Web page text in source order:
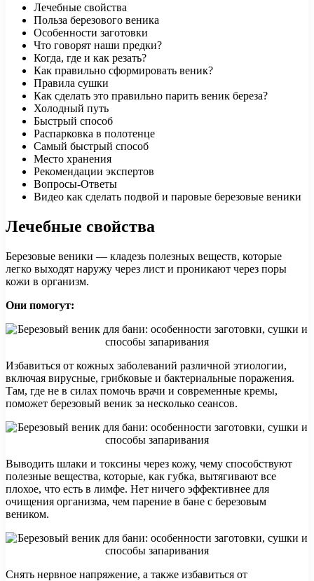
Лечебные свойства
Польза березового веника
Особенности заготовки
Что говорят наши предки?
Когда, где и как резать?
Как правильно сформировать веник?
Правила сушки
Как сделать это правильно парить веник береза?
Холодный путь
Быстрый способ
Распарковка в полотенце
Самый быстрый способ
Место хранения
Рекомендации экспертов
Вопросы-Ответы
Видео как сделать подвой и паровые березовые веники
Лечебные свойства
Березовые веники — кладезь полезных веществ, которые
легко выходят наружу через лист и проникают через поры
кожи в организм.
Они помогут:
Избавиться от кожных заболеваний различной этиологии,
включая вирусные, грибковые и бактериальные поражения.
Там, где не в силах помочь врачи и современные кремы,
поможет березовый веник за несколько сеансов.
Выводить шлаки и токсины через кожу, чему способствуют
полезные вещества, которые, как губка, вытягивают все
плохое, что есть в лимфе. Нет ничего эффективнее для
очищения организма, чем парение в бане с березовым
веником.
Снять нервное напряжение, а также избавиться от